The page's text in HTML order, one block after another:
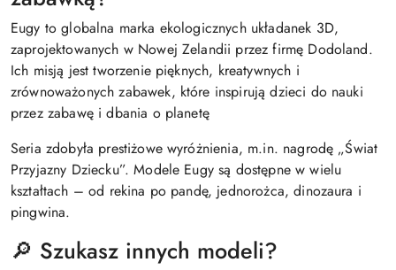
Eugy to globalna marka ekologicznych układanek 3D,
zaprojektowanych w Nowej Zelandii przez firmę Dodoland.
Ich misją jest tworzenie pięknych, kreatywnych i
zrównoważonych zabawek, które inspirują dzieci do nauki
przez zabawę i dbania o planetę
Seria zdobyła prestiżowe wyróżnienia, m.in. nagrodę „Świat
Przyjazny Dziecku”. Modele Eugy są dostępne w wielu
kształtach – od rekina po pandę, jednorożca, dinozaura i
pingwina.
🔎 Szukasz innych modeli?